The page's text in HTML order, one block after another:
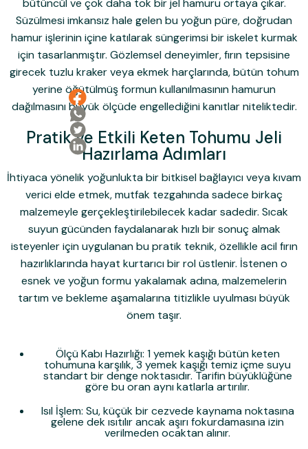
bütüncül ve çok daha tok bir jel hamuru ortaya çıkar.
Süzülmesi imkansız hale gelen bu yoğun püre, doğrudan
hamur işlerinin içine katılarak süngerimsi bir iskelet kurmak
için tasarlanmıştır. Gözlemsel deneyimler, fırın tepsisine
girecek tuzlu kraker veya ekmek harçlarında, bütün tohum
yerine öğütülmüş formun kullanılmasının hamurun
dağılmasını büyük ölçüde engellediğini kanıtlar niteliktedir.
Pratik ve Etkili Keten Tohumu Jeli
Hazırlama Adımları
İhtiyaca yönelik yoğunlukta bir bitkisel bağlayıcı veya kıvam
verici elde etmek, mutfak tezgahında sadece birkaç
malzemeyle gerçekleştirilebilecek kadar sadedir. Sıcak
suyun gücünden faydalanarak hızlı bir sonuç almak
isteyenler için uygulanan bu pratik teknik, özellikle acil fırın
hazırlıklarında hayat kurtarıcı bir rol üstlenir. İstenen o
esnek ve yoğun formu yakalamak adına, malzemelerin
tartım ve bekleme aşamalarına titizlikle uyulması büyük
önem taşır.
Ölçü Kabı Hazırlığı: 1 yemek kaşığı bütün keten
tohumuna karşılık, 3 yemek kaşığı temiz içme suyu
standart bir denge noktasıdır. Tarifin büyüklüğüne
göre bu oran aynı katlarla artırılır.
Isıl İşlem: Su, küçük bir cezvede kaynama noktasına
gelene dek ısıtılır ancak aşırı fokurdamasına izin
verilmeden ocaktan alınır.
Ailemize Katıl!
Ailemize Üye Olarak İlk Siparişine Özel %10
İndirim Kazanma Şansı Yakala!
Kullanım Koşullarını kabul ediyorum
İndirimi Kazan
E-posta adresinizi girerek pazarlama ve tanıtım ile ilgili iletişim almayı kabul
edersiniz ve Gizlilik Politikamızı okuduğunuzu ve kabul ettiğinizi onaylarsınız.